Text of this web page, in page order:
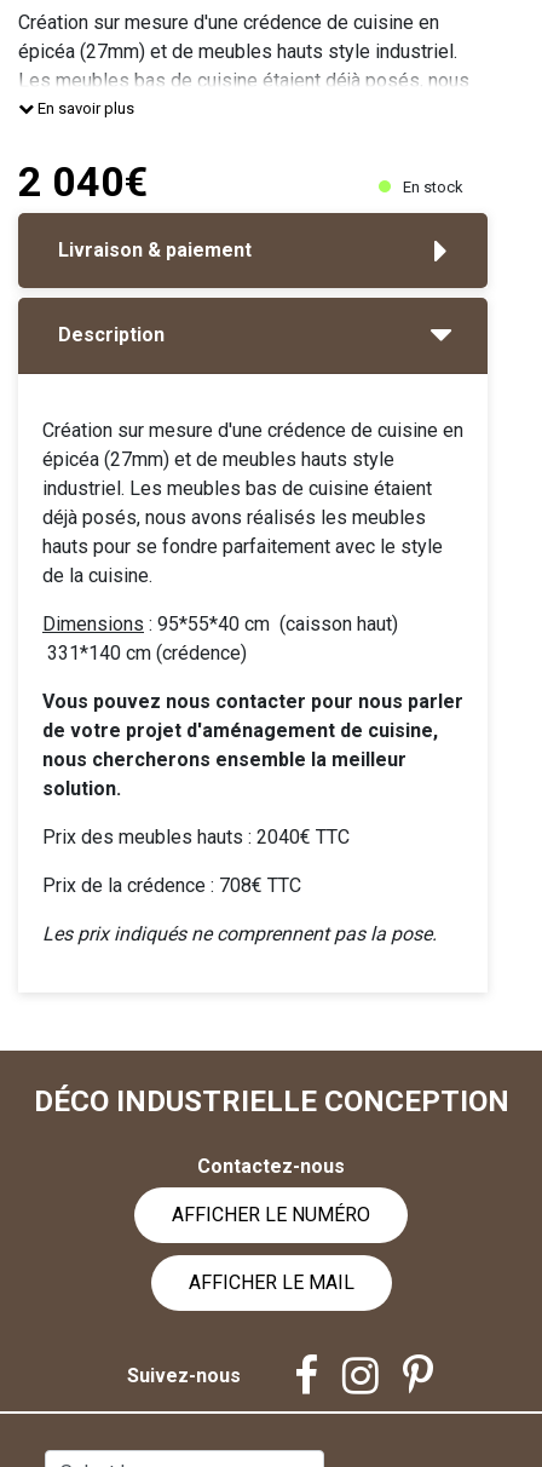
Création sur mesure d'une crédence de cuisine en
épicéa (27mm) et de meubles hauts style industriel.
Les meubles bas de cuisine étaient déjà posés, nous
avons réalisés les meubles hauts pour se fondre
Dimensions : 95*55*40 cm (caisson haut) 331*140 cm
(crédence)
Vous pouvez nous contacter pour nous parle
En savoir plus
2 040€ En stock
Livraison & paiement
Description
Création sur mesure d'une crédence de cuisine en
épicéa (27mm) et de meubles hauts style
industriel. Les meubles bas de cuisine étaient
déjà posés, nous avons réalisés les meubles
hauts pour se fondre parfaitement avec le style
de la cuisine.
Dimensions : 95*55*40 cm (caisson haut)
331*140 cm (crédence)
Vous pouvez nous contacter pour nous parler
de votre projet d'aménagement de cuisine,
nous chercherons ensemble la meilleur
solution.
Prix des meubles hauts : 2040€ TTC
Prix de la crédence : 708€ TTC
Les prix indiqués ne comprennent pas la pose.
DÉCO INDUSTRIELLE CONCEPTION
Contactez-nous
AFFICHER LE NUMÉRO
AFFICHER LE MAIL
Suivez-nous